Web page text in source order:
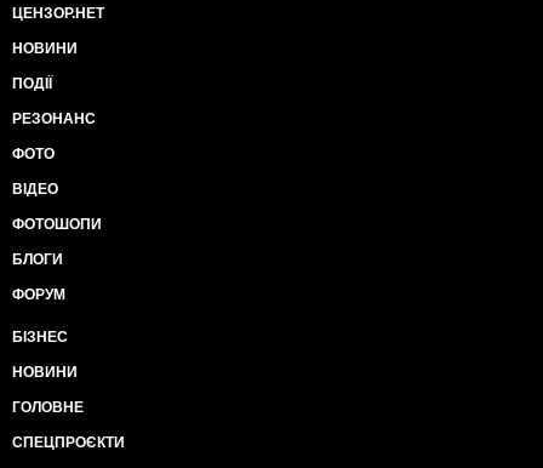
ЦЕНЗОР.НЕТ
НОВИНИ
ПОДІЇ
РЕЗОНАНС
ФОТО
ВІДЕО
ФОТОШОПИ
БЛОГИ
ФОРУМ
БІЗНЕС
НОВИНИ
ГОЛОВНЕ
СПЕЦПРОЄКТИ